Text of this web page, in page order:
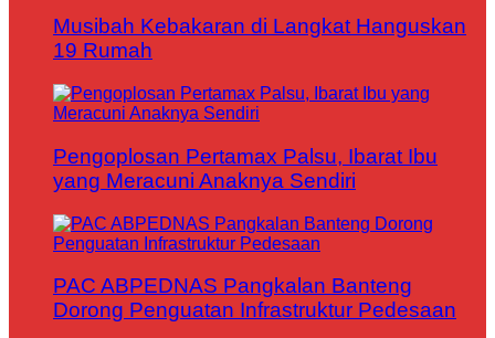
Musibah Kebakaran di Langkat Hanguskan
19 Rumah
Pengoplosan Pertamax Palsu, Ibarat Ibu
yang Meracuni Anaknya Sendiri
PAC ABPEDNAS Pangkalan Banteng
Dorong Penguatan Infrastruktur Pedesaan